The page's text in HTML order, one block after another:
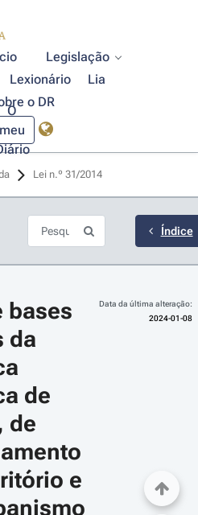
Legislação
Lexionário
Lia
o DR
O
meu
Lei n.º 31/2014
Índice
para abrir o calendário; Use as
bases
da
de
de
e
Data da última alteração:
2024-01-08